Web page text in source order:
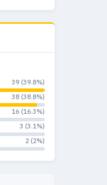
39 (39.8%)
38 (38.8%)
16 (16.3%)
3 (3.1%)
2 (2%)